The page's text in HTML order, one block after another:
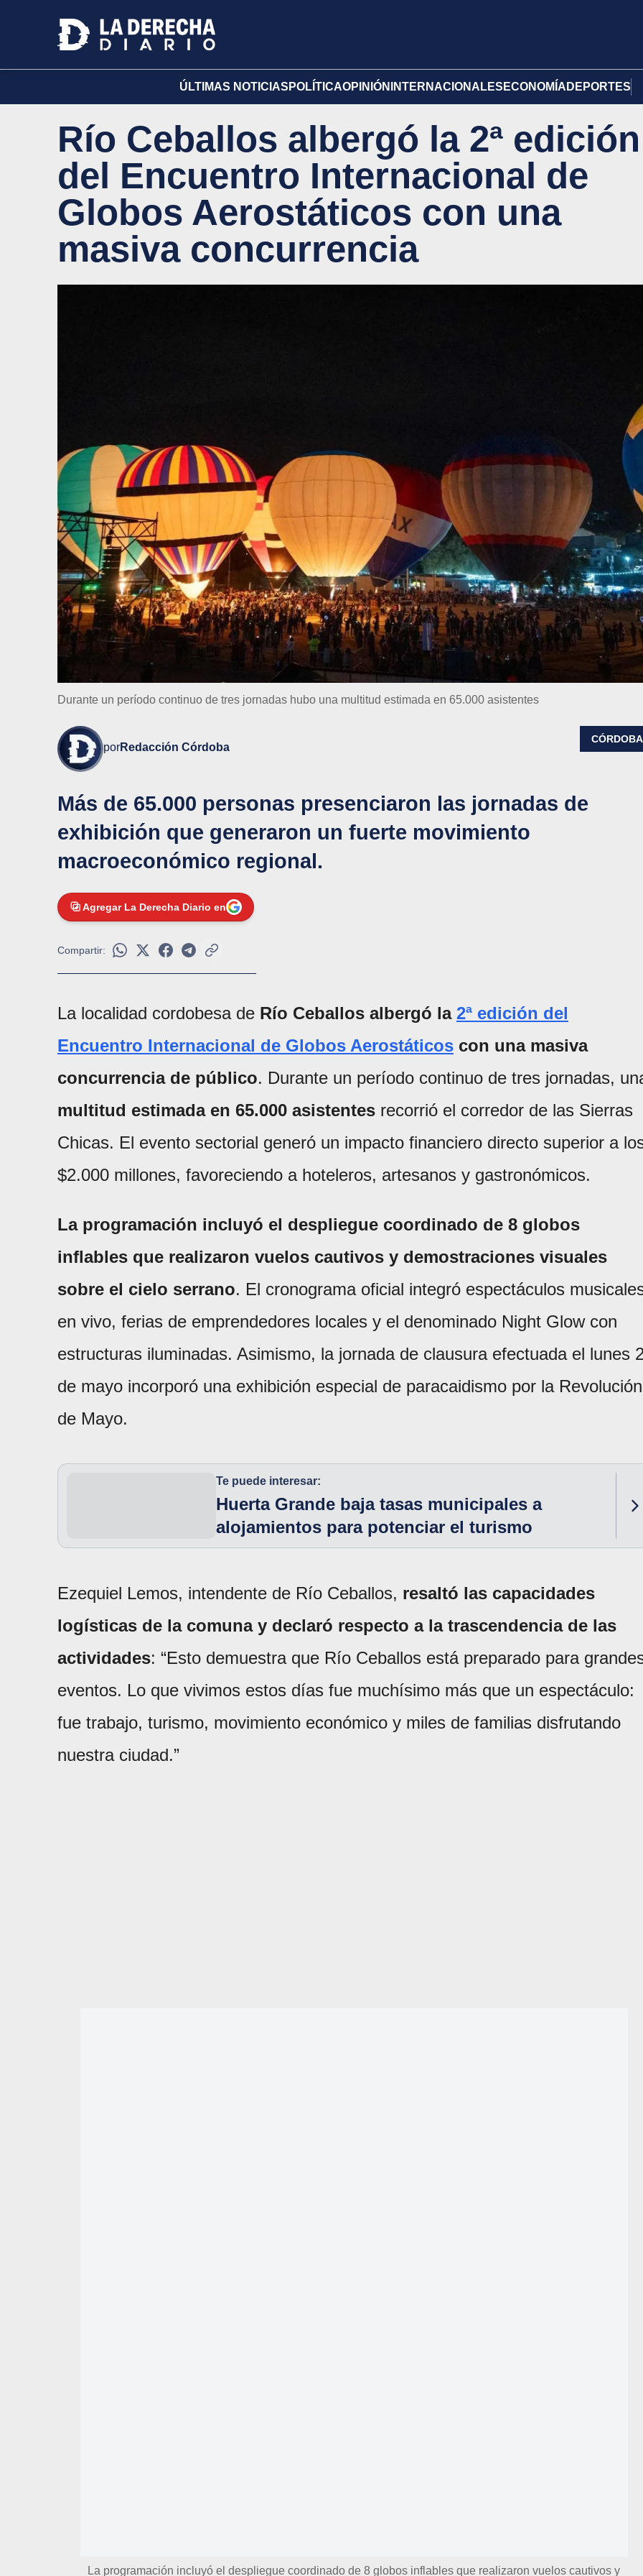
ÚLTIMAS NOTICIAS POLÍTICAOPINIÓN INTERNACIONALES ECONOMÍA DEPORTES
Río Ceballos albergó la 2ª edición
del Encuentro Internacional de
Globos Aerostáticos con una
masiva concurrencia
Durante un período continuo de tres jornadas hubo una multitud estimada en 65.000 asistentes
porRedacción Córdoba
CÓRDOBA
Más de 65.000 personas presenciaron las jornadas de
exhibición que generaron un fuerte movimiento
macroeconómico regional.
Agregar La Derecha Diario en
Compartir:
La localidad cordobesa de Río Ceballos albergó la 2ª edición del
Encuentro Internacional de Globos Aerostáticos con una masiva
concurrencia de público. Durante un período continuo de tres jornadas,
multitud estimada en 65.000 asistentes recorrió el corredor de las Sierras
Chicas. El evento sectorial generó un impacto financiero directo superior a
$2.000 millones, favoreciendo a hoteleros, artesanos y gastronómicos.
La programación incluyó el despliegue coordinado de 8 globos
inflables que realizaron vuelos cautivos y demostraciones visuales
sobre el cielo serrano. El cronograma oficial integró espectáculos
en vivo, ferias de emprendedores locales y el denominado Night Glow con
estructuras iluminadas. Asimismo, la jornada de clausura efectuada el lunes
de mayo incorporó una exhibición especial de paracaidismo por la Revolución
de Mayo.
Te puede interesar:
Huerta Grande baja tasas municipales a
alojamientos para potenciar el turismo
Ezequiel Lemos, intendente de Río Ceballos, resaltó las capacidades
logísticas de la comuna y declaró respecto a la trascendencia de las
actividades: “Esto demuestra que Río Ceballos está preparado para
eventos. Lo que vivimos estos días fue muchísimo más que un espectáculo:
fue trabajo, turismo, movimiento económico y miles de familias disfrutando
nuestra ciudad.”
La programación incluyó el despliegue coordinado de 8 globos inflables que realizaron vuelos cautivos y